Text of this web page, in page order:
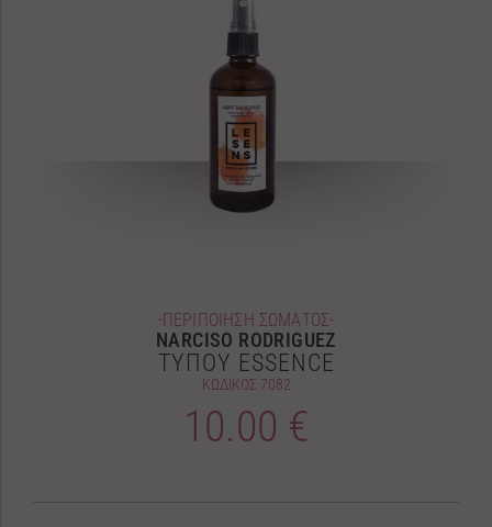
-ΠΕΡΙΠΟΙΗΣΗ ΣΩΜΑΤΟΣ-
NARCISO RODRIGUEZ
ΤΥΠΟΥ ESSENCE
ΚΩΔΙΚΟΣ 7082
10.00 €